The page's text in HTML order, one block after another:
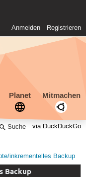
Anmelden Registrieren
Planet Mitmachen
via DuckDuckGo
inkrementelles Backup
Backup